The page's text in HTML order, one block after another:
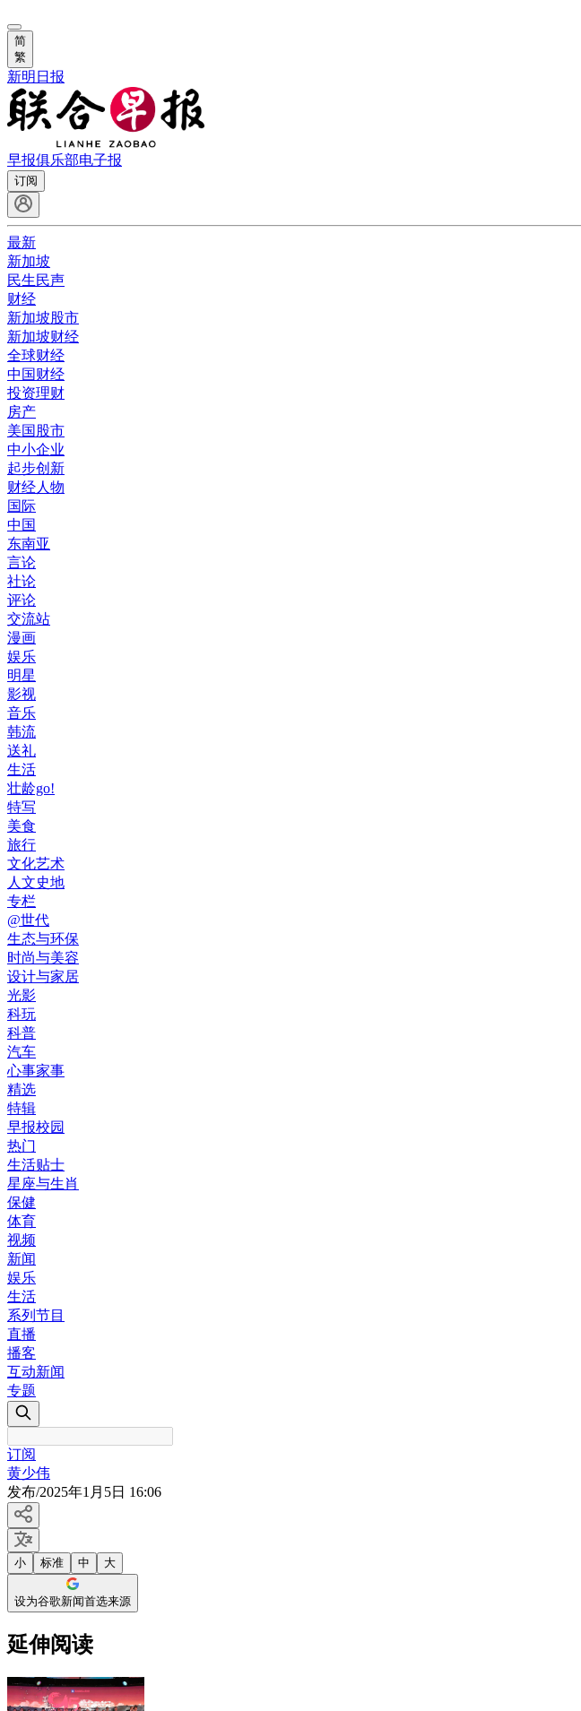
简
繁
新明日报
早报俱乐部电子报
订阅
最新
新加坡
民生民声
财经
新加坡股市
新加坡财经
全球财经
中国财经
投资理财
房产
美国股市
中小企业
起步创新
财经人物
国际
中国
东南亚
言论
社论
评论
交流站
漫画
娱乐
明星
影视
音乐
韩流
送礼
生活
壮龄go!
特写
美食
旅行
文化艺术
人文史地
专栏
@世代
生态与环保
时尚与美容
设计与家居
光影
科玩
科普
汽车
心事家事
精选
特辑
早报校园
热门
生活贴士
星座与生肖
保健
体育
视频
新闻
娱乐
生活
系列节目
直播
播客
互动新闻
专题
订阅
黄少伟
发布/2025年1月5日 16:06
小 标准 中 大
设为谷歌新闻首选来源
延伸阅读